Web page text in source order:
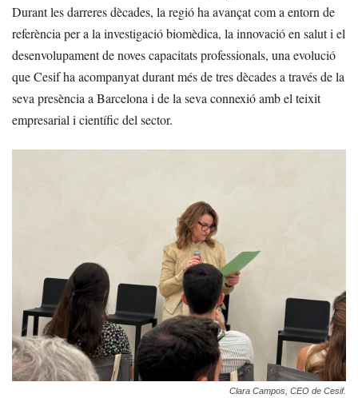
Durant les darreres dècades, la regió ha avançat com a entorn de
referència per a la investigació biomèdica, la innovació en salut i el
desenvolupament de noves capacitats professionals, una evolució
que Cesif ha acompanyat durant més de tres dècades a través de la
seva presència a Barcelona i de la seva connexió amb el teixit
empresarial i científic del sector.
Clara Campos, CEO de Cesif.